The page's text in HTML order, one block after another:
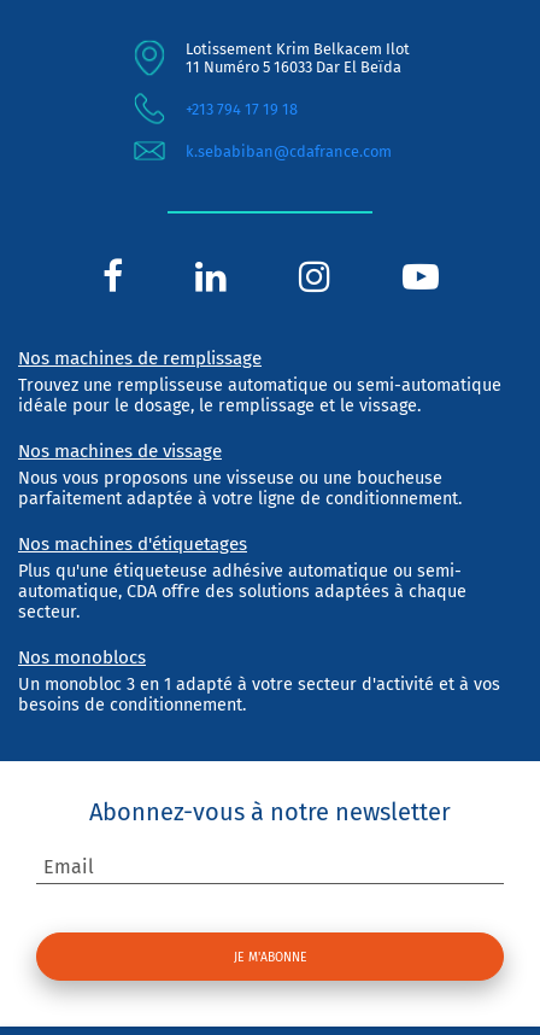
Lotissement Krim Belkacem Ilot
11 Numéro 5 16033 Dar El Beïda
+213 794 17 19 18
k.sebabiban@cdafrance.com
Nos machines de remplissage
Trouvez une remplisseuse automatique ou semi-automatique
idéale pour le dosage, le remplissage et le vissage.
Nos machines de vissage
Nous vous proposons une visseuse ou une boucheuse
parfaitement adaptée à votre ligne de conditionnement.
Nos machines d'étiquetages
Plus qu'une étiqueteuse adhésive automatique ou semi-
automatique, CDA offre des solutions adaptées à chaque
secteur.
Nos monoblocs
Un monobloc 3 en 1 adapté à votre secteur d'activité et à vos
besoins de conditionnement.
Abonnez-vous à notre newsletter
Email